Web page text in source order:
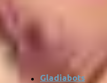
Gladiabots